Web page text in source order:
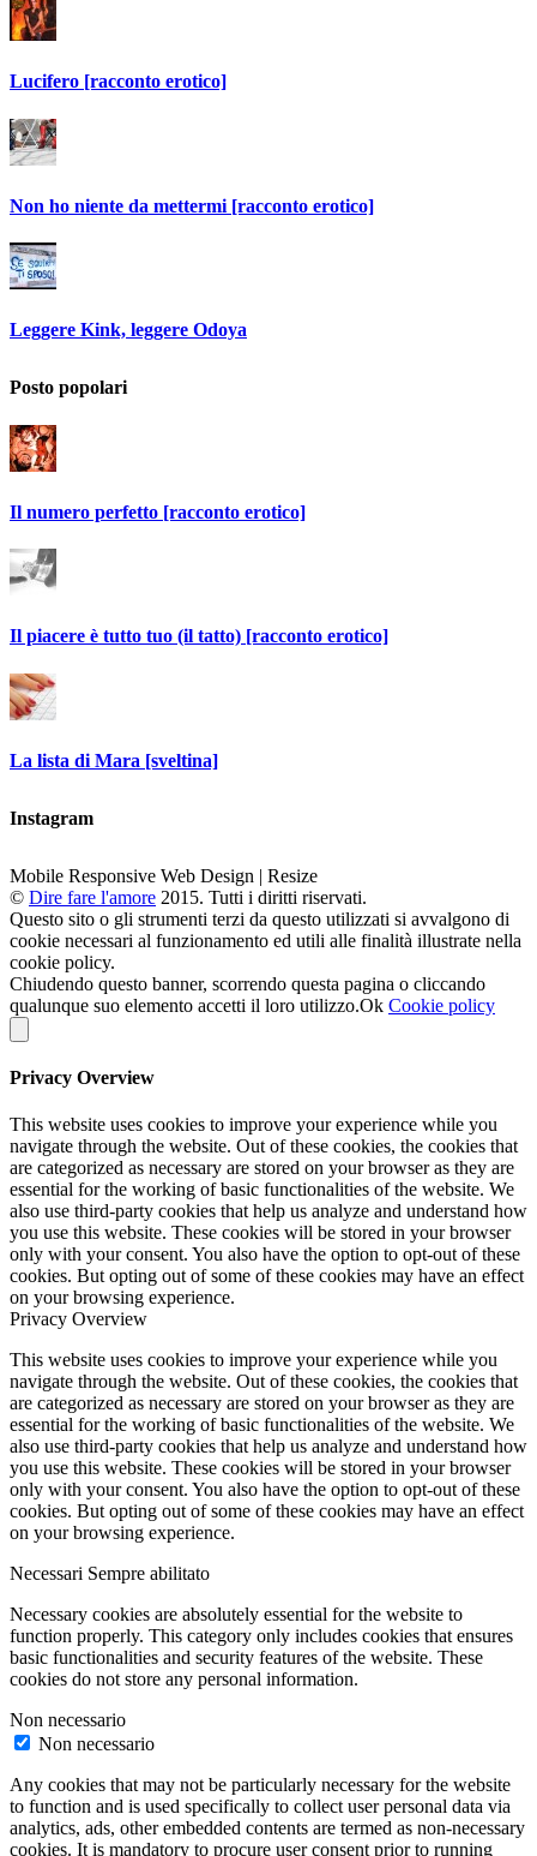
Lucifero [racconto erotico]
Non ho niente da mettermi [racconto erotico]
Leggere Kink, leggere Odoya
Posto popolari
Il numero perfetto [racconto erotico]
Il piacere è tutto tuo (il tatto) [racconto erotico]
La lista di Mara [sveltina]
Instagram
Mobile Responsive Web Design | Resize
© Dire fare l'amore 2015. Tutti i diritti riservati.
Questo sito o gli strumenti terzi da questo utilizzati si avvalgono di
cookie necessari al funzionamento ed utili alle finalità illustrate nella
cookie policy.
Chiudendo questo banner, scorrendo questa pagina o cliccando
qualunque suo elemento accetti il loro utilizzo.Ok Cookie policy
Privacy Overview
This website uses cookies to improve your experience while you
navigate through the website. Out of these cookies, the cookies that
are categorized as necessary are stored on your browser as they are
essential for the working of basic functionalities of the website. We
also use third-party cookies that help us analyze and understand how
you use this website. These cookies will be stored in your browser
only with your consent. You also have the option to opt-out of these
cookies. But opting out of some of these cookies may have an effect
on your browsing experience.
Privacy Overview
This website uses cookies to improve your experience while you
navigate through the website. Out of these cookies, the cookies that
are categorized as necessary are stored on your browser as they are
essential for the working of basic functionalities of the website. We
also use third-party cookies that help us analyze and understand how
you use this website. These cookies will be stored in your browser
only with your consent. You also have the option to opt-out of these
cookies. But opting out of some of these cookies may have an effect
on your browsing experience.
Necessari Sempre abilitato
Necessary cookies are absolutely essential for the website to
function properly. This category only includes cookies that ensures
basic functionalities and security features of the website. These
cookies do not store any personal information.
Non necessario
Non necessario
Any cookies that may not be particularly necessary for the website
to function and is used specifically to collect user personal data via
analytics, ads, other embedded contents are termed as non-necessary
cookies. It is mandatory to procure user consent prior to running